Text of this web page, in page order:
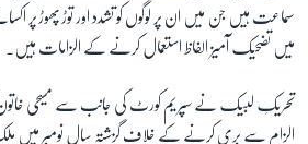
سماعت ہیں جن میں ان پر لوگوں کو تشدد اور توڑ پھوڑ پر
میں تضحیک آمیز الفاظ استعمال کرنے کے الزامات ہیں۔
تحریکِ لبیک نے سپریم کورٹ کی جانب سے مسیحی
الزام سے بری کرنے کے خلاف گزشتہ سال نومبر میں ملک